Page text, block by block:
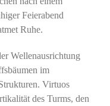
Feierabend
Ruhe.
Wellenausrichtung
im
Virtuos
des Turms, den